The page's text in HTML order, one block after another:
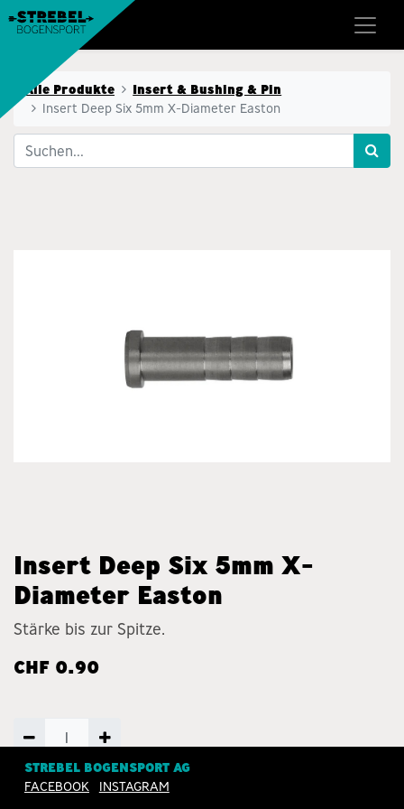
Alle Produkte
Insert & Bushing & Pin
Insert Deep Six 5mm X-Diameter Easton
Insert Deep Six 5mm X-
Diameter Easton
Stärke bis zur Spitze.
CHF 0.90
ZUM WARENKORB
STREBEL BOGENSPORT AG
FACEBOOK
INSTAGRAM